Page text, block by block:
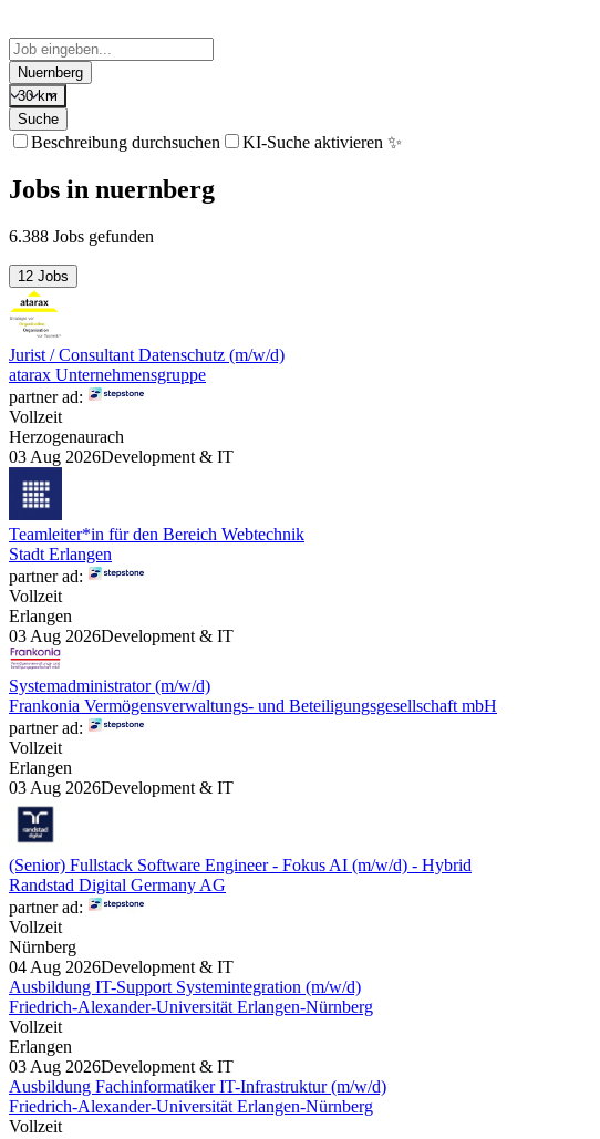
Nuernberg
30 km
Suche
Beschreibung durchsuchen KI-Suche aktivieren ✨
Jobs in nuernberg
6.388 Jobs gefunden
12 Jobs
Jurist / Consultant Datenschutz (m/w/d)
atarax Unternehmensgruppe
partner ad:
Vollzeit
Herzogenaurach
03 Aug 2026Development & IT
Teamleiter*in für den Bereich Webtechnik
Stadt Erlangen
partner ad:
Vollzeit
Erlangen
03 Aug 2026Development & IT
Systemadministrator (m/w/d)
Frankonia Vermögensverwaltungs- und Beteiligungsgesellschaft mbH
partner ad:
Vollzeit
Erlangen
03 Aug 2026Development & IT
(Senior) Fullstack Software Engineer - Fokus AI (m/w/d) - Hybrid
Randstad Digital Germany AG
partner ad:
Vollzeit
Nürnberg
04 Aug 2026Development & IT
Ausbildung IT-Support Systemintegration (m/w/d)
Friedrich-Alexander-Universität Erlangen-Nürnberg
Vollzeit
Erlangen
03 Aug 2026Development & IT
Ausbildung Fachinformatiker IT-Infrastruktur (m/w/d)
Friedrich-Alexander-Universität Erlangen-Nürnberg
Vollzeit